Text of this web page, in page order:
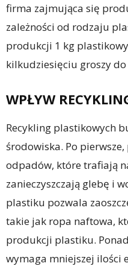
firma zajmująca się
zależności od rodzaju
produkcji 1 kg
kilkudziesięciu groszy do
WPŁYW
Recykling plastikowych
środowiska. Po
odpadów, które trafiają
zanieczyszczają glebę i
plastiku pozwala
takie jak ropa naftowa,
produkcji plastiku.
wymaga mniejszej ilości